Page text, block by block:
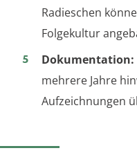
Radieschen
Folgekultur
Dokumentation:
mehrere Jahre
Aufzeichnungen